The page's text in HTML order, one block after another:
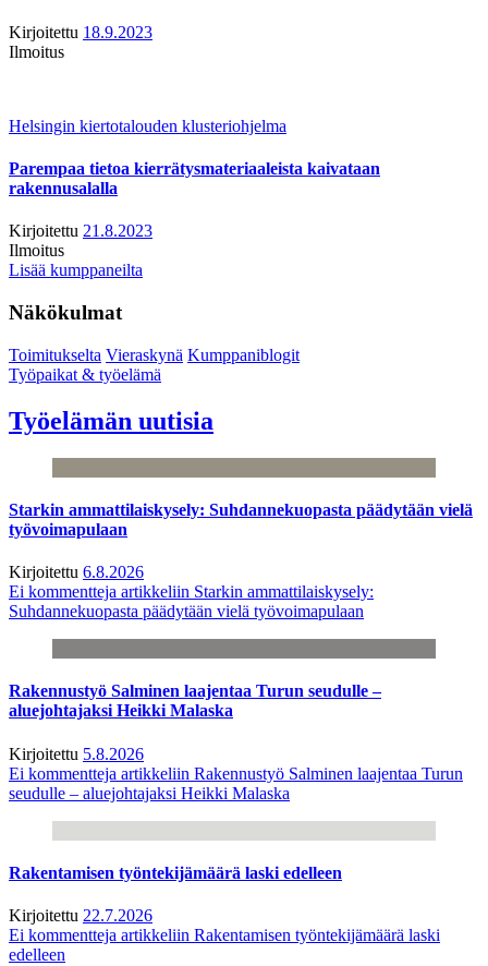
Kirjoitettu 18.9.2023
Ilmoitus
Helsingin kiertotalouden klusteriohjelma
Parempaa tietoa kierrätysmateriaaleista kaivataan
rakennusalalla
Kirjoitettu 21.8.2023
Ilmoitus
Lisää kumppaneilta
Näkökulmat
Toimitukselta Vieraskynä Kumppaniblogit
Työpaikat & työelämä
Työelämän uutisia
Starkin ammattilaiskysely: Suhdannekuopasta päädytään vielä
työvoimapulaan
Kirjoitettu 6.8.2026
Ei kommentteja artikkeliin Starkin ammattilaiskysely:
Suhdannekuopasta päädytään vielä työvoimapulaan
Rakennustyö Salminen laajentaa Turun seudulle –
aluejohtajaksi Heikki Malaska
Kirjoitettu 5.8.2026
Ei kommentteja artikkeliin Rakennustyö Salminen laajentaa Turun
seudulle – aluejohtajaksi Heikki Malaska
Rakentamisen työntekijämäärä laski edelleen
Kirjoitettu 22.7.2026
Ei kommentteja artikkeliin Rakentamisen työntekijämäärä laski
edelleen